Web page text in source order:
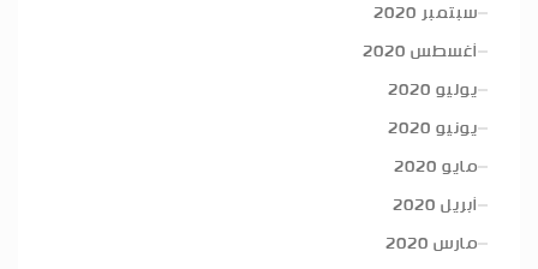
سبتمبر 2020
أغسطس 2020
يوليو 2020
يونيو 2020
مايو 2020
أبريل 2020
مارس 2020